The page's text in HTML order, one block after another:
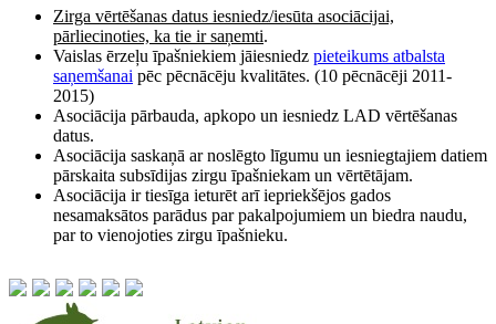
Zirga vērtēšanas datus iesniedz/iesūta asociācijai,
pārliecinoties, ka tie ir saņemti.
Vaislas ērzeļu īpašniekiem jāiesniedz pieteikums atbalsta
saņemšanai pēc pēcnācēju kvalitātes. (10 pēcnācēji 2011-
2015)
Asociācija pārbauda, apkopo un iesniedz LAD vērtēšanas
datus.
Asociācija saskaņā ar noslēgto līgumu un iesniegtajiem datiem
pārskaita subsīdijas zirgu īpašniekam un vērtētājam.
Asociācija ir tiesīga ieturēt arī iepriekšējos gados
nesamaksātos parādus par pakalpojumiem un biedra naudu,
par to vienojoties zirgu īpašnieku.